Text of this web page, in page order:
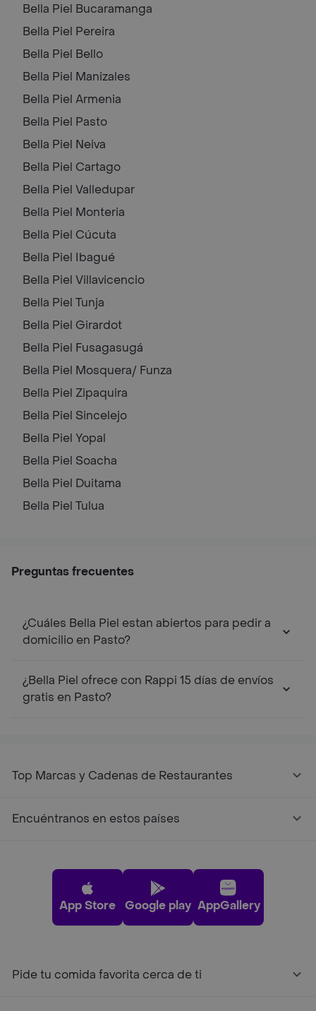
Bella Piel Bucaramanga
Bella Piel Pereira
Bella Piel Bello
Bella Piel Manizales
Bella Piel Armenia
Bella Piel Pasto
Bella Piel Neiva
Bella Piel Cartago
Bella Piel Valledupar
Bella Piel Monteria
Bella Piel Cúcuta
Bella Piel Ibagué
Bella Piel Villavicencio
Bella Piel Tunja
Bella Piel Girardot
Bella Piel Fusagasugá
Bella Piel Mosquera/ Funza
Bella Piel Zipaquira
Bella Piel Sincelejo
Bella Piel Yopal
Bella Piel Soacha
Bella Piel Duitama
Bella Piel Tulua
Preguntas frecuentes
¿Cuáles Bella Piel estan abiertos para pedir a
domicilio en Pasto?
¿Bella Piel ofrece con Rappi 15 días de envíos
gratis en Pasto?
Top Marcas y Cadenas de Restaurantes
Encuéntranos en estos países
App Store Google play AppGallery
Pide tu comida favorita cerca de ti